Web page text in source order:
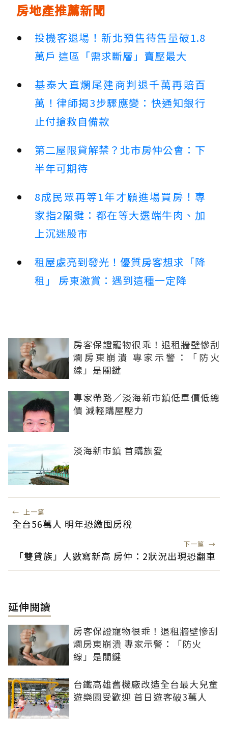
房地產推薦新聞
投機客退場！新北預售待售量破1.8
萬戶 這區「需求斷層」賣壓最大
基泰大直爛尾建商判退千萬再賠百
萬！律師揭3步驟應變：快通知銀行
止付搶救自備款
第二屋限貸解禁？北市房仲公會：下
半年可期待
8成民眾再等1年才願進場買房！專
家指2關鍵：都在等大選端牛肉、加
上沉迷股市
租屋處亮到發光！優質房客想求「降
租」 房東激賞：遇到這種一定降
房客保證寵物很乖！退租牆壁慘刮
爛房東崩潰 專家示警：「防火
線」是關鍵
專家帶路／淡海新市鎮低單價低總
價 減輕購屋壓力
淡海新市鎮 首購族愛
← 上一篇
全台56萬人 明年恐繳囤房稅
下一篇 →
「雙貸族」人數寫新高 房仲：2狀況出現恐翻車
延伸閱讀
房客保證寵物很乖！退租牆壁慘刮
爛房東崩潰 專家示警：「防火
線」是關鍵
台鐵高雄舊機廠改造全台最大兒童
遊樂園受歡迎 首日遊客破3萬人